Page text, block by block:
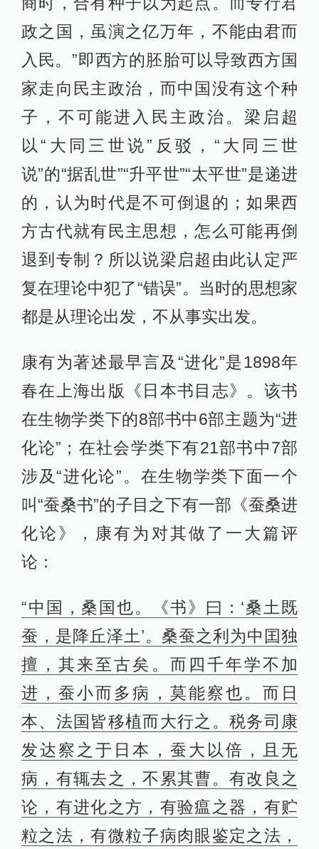
政之国，虽演之亿万年，不能由君而
入民。”即西方的胚胎可以导致西方国
家走向民主政治，而中国没有这个种
子，不可能进入民主政治。梁启超
以“大同三世说”反驳，“大同三世
说”的“据乱世”“升平世”“太平世”是递进
的，认为时代是不可倒退的；如果西
方古代就有民主思想，怎么可能再倒
退到专制？所以说梁启超由此认定严
复在理论中犯了“错误”。当时的思想家
都是从理论出发，不从事实出发。
康有为著述最早言及“进化”是1898年
春在上海出版《日本书目志》。该书
在生物学类下的8部书中6部主题为“进
化论”；在社会学类下有21部书中7部
涉及“进化论”。在生物学类下面一个
叫“蚕桑书”的子目之下有一部《蚕桑进
化论》，康有为对其做了一大篇评
论：
“中国，桑国也。《书》曰：‘桑土既
蚕，是降丘泽土’。桑蚕之利为中囯独
擅，其来至古矣。而四千年学不加
进，蚕小而多病，莫能察也。而日
本、法国皆移植而大行之。税务司康
发达察之于日本，蚕大以倍，且无
病，有辄去之，不累其曹。有改良之
论，有进化之方，有验瘟之器，有贮
粒之法，有微粒子病肉眼鉴定之法，